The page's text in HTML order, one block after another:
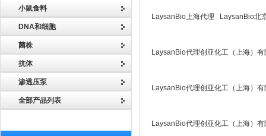
小鼠食料
DNA和细胞
菌株
抗体
渗透压泵
全部产品列表
LaysanBio上海代理 LaysanBio北
LaysanBio代理创亚化工（上海）有
LaysanBio代理创亚化工（上海）有
LaysanBio代理创亚化工（上海）有